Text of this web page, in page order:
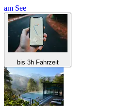
am See
bis 3h Fahrzeit